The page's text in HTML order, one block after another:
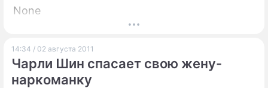
None
14:34 / 02 августа 2011
Чарли Шин спасает свою жену-
наркоманку